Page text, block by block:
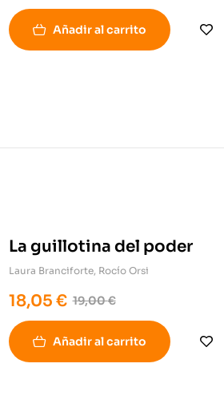
Añadir al carrito
La guillotina del poder
Laura Branciforte, Rocío Orsi
19,00€
18,05 €
Añadir al carrito